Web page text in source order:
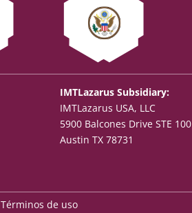
IMTLazarus Subsidiary:
IMTLazarus USA, LLC
5900 Balcones Drive STE 100
Austin TX 78731
Términos de uso